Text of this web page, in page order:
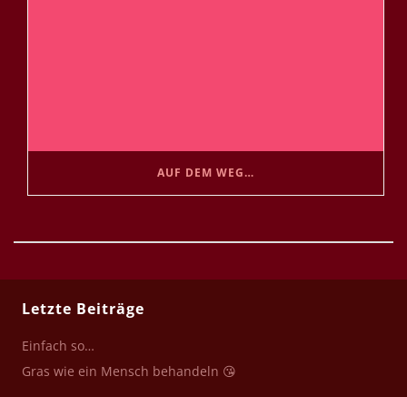
AUF DEM WEG…
Letzte Beiträge
Einfach so…
Gras wie ein Mensch behandeln 😘